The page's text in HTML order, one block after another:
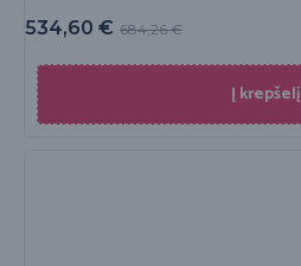
684,26€
534,60 €
Į krepšelį